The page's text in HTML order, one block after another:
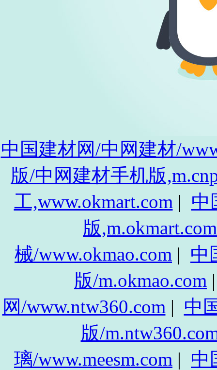
中国建材网/中网建材/
版/中网建材手机版
工,www.okmart.com | 中
版,m.okmart.com
械/www.okmao.com | 中
版/m.okmao.com
网/www.ntw360.com | 中
版/
璃/www.meesm.com | 中